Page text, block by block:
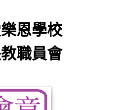
恩學校
職員會